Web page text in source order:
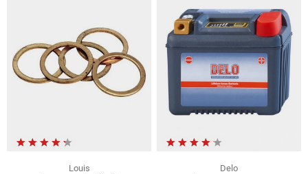
Louis
Delo